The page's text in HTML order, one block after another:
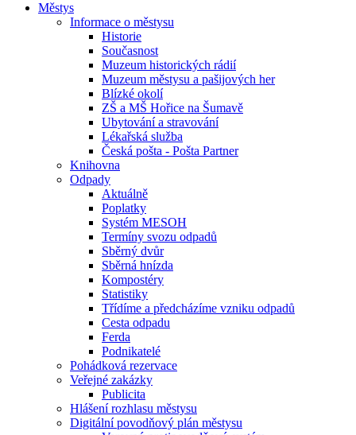
Městys
Informace o městysu
Historie
Současnost
Muzeum historických rádií
Muzeum městysu a pašijových her
Blízké okolí
ZŠ a MŠ Hořice na Šumavě
Ubytování a stravování
Lékařská služba
Česká pošta - Pošta Partner
Knihovna
Odpady
Aktuálně
Poplatky
Systém MESOH
Termíny svozu odpadů
Sběrný dvůr
Sběrná hnízda
Kompostéry
Statistiky
Třídíme a předcházíme vzniku odpadů
Cesta odpadu
Ferda
Podnikatelé
Pohádková rezervace
Veřejné zakázky
Publicita
Hlášení rozhlasu městysu
Digitální povodňový plán městysu